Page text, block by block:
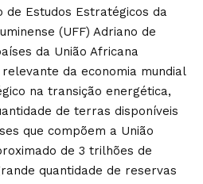
Estudos Estratégicos da
(UFF) Adriano de
da União Africana
da economia mundial
na transição energética,
de terras disponíveis
que compõem a União
de 3 trilhões de
quantidade de reservas